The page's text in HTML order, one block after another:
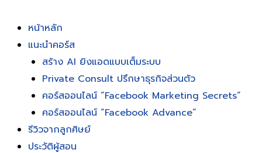
หน้าหลัก
แนะนำคอร์ส
สร้าง AI ยิงแอดแบบเต็มระบบ
Private Consult ปรึกษาธุรกิจส่วนตัว
คอร์สออนไลน์ “Facebook Marketing Secrets”
คอร์สออนไลน์ “Facebook Advance”
รีวิวจากลูกศิษย์
ประวัติผู้สอน